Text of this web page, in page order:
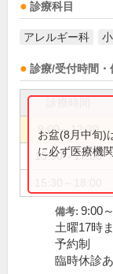
診療科目
アレルギー科
診療/受付時間・
9:00～12:30
15:30～17:00
お盆(8月中旬)
に必ず医療機
備考: 9:00
土曜17時
予約制
臨時休診